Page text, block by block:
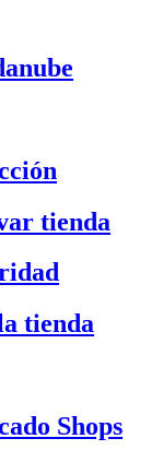
tienda
tienda
Shops